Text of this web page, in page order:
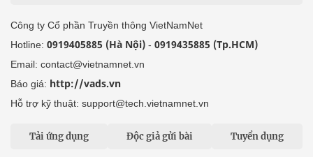
Công ty Cổ phần Truyền thông VietNamNet
Hotline: 0919405885 (Hà Nội) - 0919435885 (Tp.HCM)
Email: contact@vietnamnet.vn
Báo giá: http://vads.vn
Hỗ trợ kỹ thuật: support@tech.vietnamnet.vn
Tải ứng dụng Độc giả gửi bài Tuyển dụng